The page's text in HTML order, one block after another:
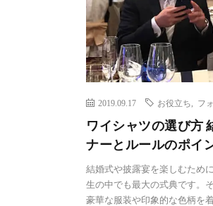
2019.09.17 お役立ち フ
ワイシャツの選び方
ナーとルールのポイ
結婚式や披露宴を楽しむため
生の中でも最大の式典です。
豪華な服装や印象的な色柄を